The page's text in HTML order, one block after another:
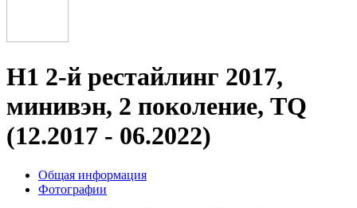
H1 2-й рестайлинг 2017,
минивэн, 2 поколение, TQ
(12.2017 - 06.2022)
Общая информация
Фотографии